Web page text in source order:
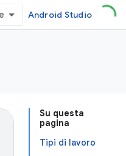
Android Studio
Su questa
pagina
Tipi di lavoro